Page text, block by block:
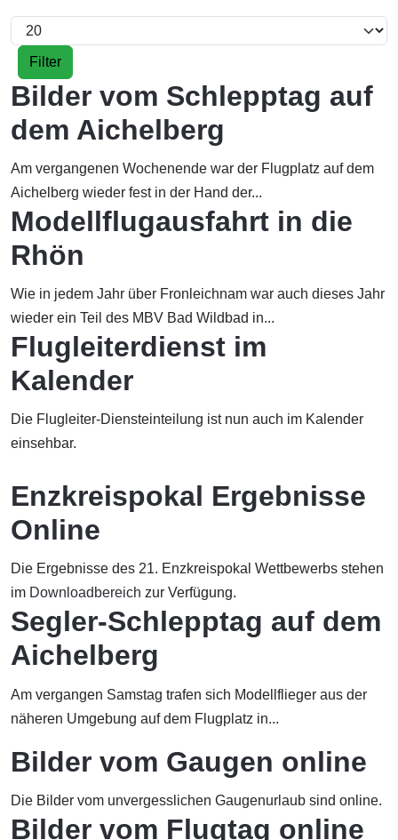
Filter
Bilder vom Schlepptag auf
dem Aichelberg
Am vergangenen Wochenende war der Flugplatz auf dem
Aichelberg wieder fest in der Hand der...
Modellflugausfahrt in die
Rhön
Wie in jedem Jahr über Fronleichnam war auch dieses Jahr
wieder ein Teil des MBV Bad Wildbad in...
Flugleiterdienst im
Kalender
Die Flugleiter-Diensteinteilung ist nun auch im Kalender
einsehbar.
Enzkreispokal Ergebnisse
Online
Die Ergebnisse des 21. Enzkreispokal Wettbewerbs stehen
im Downloadbereich zur Verfügung.
Segler-Schlepptag auf dem
Aichelberg
Am vergangen Samstag trafen sich Modellflieger aus der
näheren Umgebung auf dem Flugplatz in...
Bilder vom Gaugen online
Die Bilder vom unvergesslichen Gaugenurlaub sind online.
Bilder vom Flugtag online